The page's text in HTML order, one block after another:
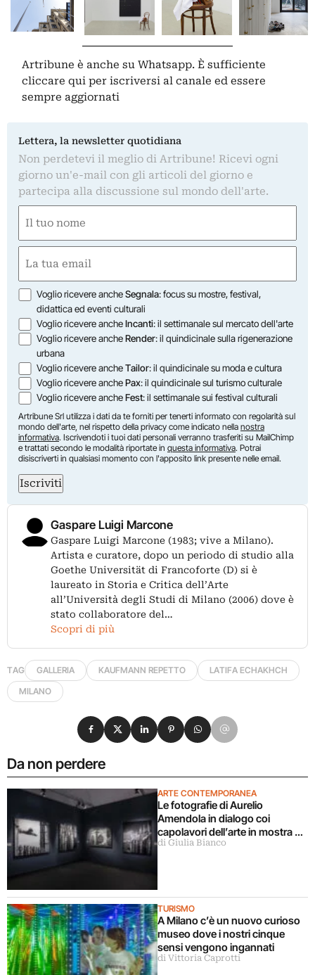
Artribune è anche su Whatsapp. È sufficiente
cliccare qui per iscriversi al canale ed essere
sempre aggiornati
Lettera, la newsletter quotidiana
Non perdetevi il meglio di Artribune! Ricevi ogni
giorno un'e-mail con gli articoli del giorno e
partecipa alla discussione sul mondo dell'arte.
(Required)
First
(Required)
Opzioni
Voglio ricevere ancheSegnala: focus su mostre, festival,
didattica ed eventi culturali
Voglio ricevere ancheIncanti: il settimanale sul mercato dell'arte
Voglio ricevere ancheRender: il quindicinale sulla rigenerazione
urbana
Voglio ricevere ancheTailor: il quindicinale su moda e cultura
Voglio ricevere anchePax: il quindicinale sul turismo culturale
Voglio ricevere ancheFest: il settimanale sui festival culturali
Artribune Srl utilizza i dati da te forniti per tenerti informato con regolarità sul
mondo dell'arte, nel rispetto della privacy come indicato nella nostra
informativa. Iscrivendoti i tuoi dati personali verranno trasferiti su MailChimp
e trattati secondo le modalità riportate in questa informativa. Potrai
disiscriverti in qualsiasi momento con l'apposito link presente nelle email.
Iscriviti
Gaspare Luigi Marcone
Gaspare Luigi Marcone (1983; vive a Milano).
Artista e curatore, dopo un periodo di studio alla
Goethe Universität di Francoforte (D) si è
laureato in Storia e Critica dell’Arte
all’Università degli Studi di Milano (2006) dove è
stato collaboratore del…
Scopri di più
TAG GALLERIA KAUFMANN REPETTO
LATIFA ECHAKHCH
MILANO
Da non perdere
ARTE CONTEMPORANEA
Le fotografie di Aurelio
Amendola in dialogo coi
capolavori dell’arte in mostra a
Milano
di Giulia Bianco
TURISMO
A Milano c’è un nuovo curioso
museo dove i nostri cinque
sensi vengono ingannati
di Vittoria Caprotti
Condividi su Facebook
Condividi su X
Condividi su LinkedIn
Condividi su Pinterest
Condividi su WhatsApp
Condividi su Email